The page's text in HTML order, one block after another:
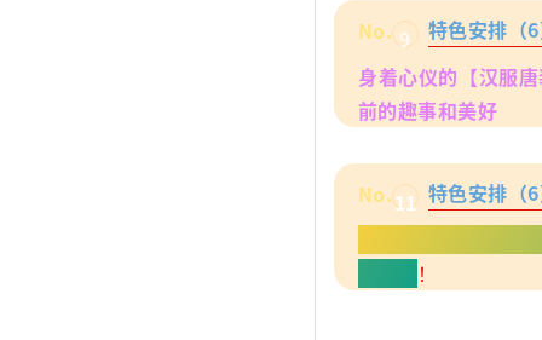
No. 9 特色安排（
身着心仪的【汉服
前的趣事和美好
No.11 特色安排（
！